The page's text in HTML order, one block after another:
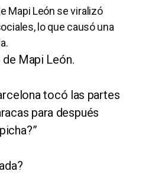
Mapi León se viralizó
lo que causó una
Mapi León.
tocó las partes
para después